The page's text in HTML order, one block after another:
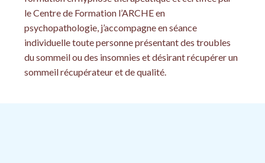
le Centre de Formation l’ARCHE en
psychopathologie, j’accompagne en séance
individuelle toute personne présentant des troubles
du sommeil ou des insomnies et désirant récupérer un
sommeil récupérateur et de qualité.